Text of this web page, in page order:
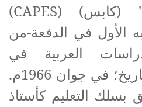
(كابس) (CAPES
)
الأول في الدفعة-من
العربية في
تخصص التاريخ؛ في جوان 1966م.
بسلك التعليم كأستاذ